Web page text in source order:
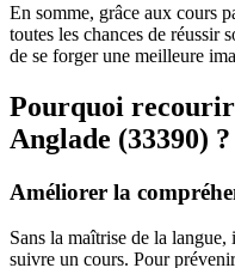
En somme, grâce aux cours
toutes les chances de réussir
de se forger une meilleure
Pourquoi recourir
Anglade (33390) ?
Améliorer la
Sans la maîtrise de la
suivre un cours. Pour